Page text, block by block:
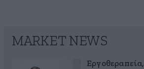
MARKET NEWS
Εργοθεραπεία,